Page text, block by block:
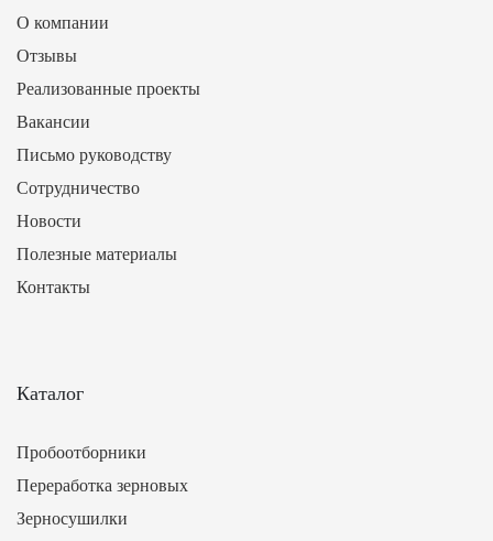
О компании
Отзывы
Реализованные проекты
Вакансии
Письмо руководству
Сотрудничество
Новости
Полезные материалы
Контакты
Каталог
Пробоотборники
Переработка зерновых
Зерносушилки